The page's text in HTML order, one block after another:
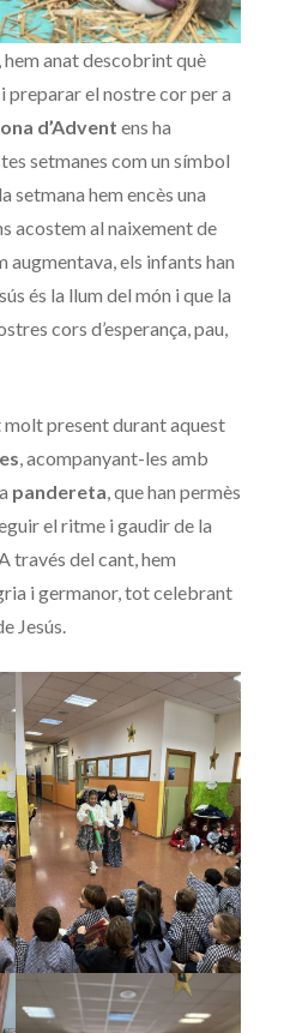
hem anat descobrint què
preparar el nostre cor per a
d’Advent ens ha
setmanes com un símbol
setmana hem encès una
acostem al naixement de
augmentava, els infants han
és la llum del món i que la
cors d’esperança, pau,
present durant aquest
, acompanyant-les amb
pandereta, que han permès
el ritme i gaudir de la
través del cant, hem
i germanor, tot celebrant
Jesús.